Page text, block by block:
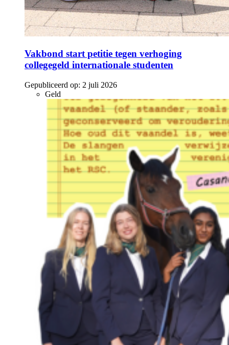
Vakbond start petitie tegen verhoging
collegegeld internationale studenten
Gepubliceerd op: 2 juli 2026
Geld